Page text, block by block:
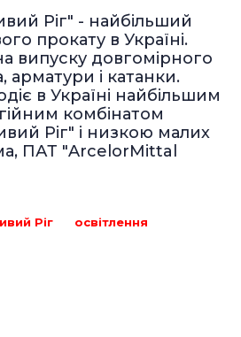
Ріг" - найбільший
прокату в Україні.
випуску довгомірного
арматури і катанки.
в Україні найбільшим
комбінатом
Ріг" і низкою малих
ПАТ "ArcelorMittal
Ріг освітлення